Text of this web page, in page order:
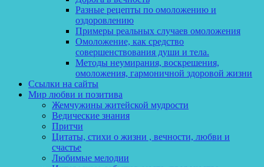
Разные рецепты по омоложению и
оздоровлению
Примеры реальных случаев омоложения
Омоложение, как средство
совершенствования души и тела.
Методы неумирания, воскрешения,
омоложения, гармоничной здоровой жизни
Ссылки на сайты
Мир любви и позитива
Жемчужины житейской мудрости
Ведические знания
Притчи
Цитаты, стихи о жизни , вечности, любви и
счастье
Любимые мелодии